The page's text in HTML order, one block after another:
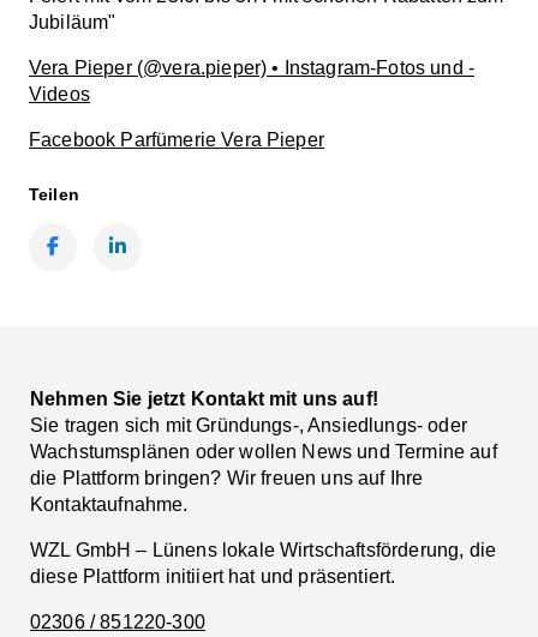
Jubiläum"
Vera Pieper (@vera.pieper) • Instagram-Fotos und -
Videos
Facebook Parfümerie Vera Pieper
Teilen
Nehmen Sie jetzt Kontakt mit uns auf!
Sie tragen sich mit Gründungs-, Ansiedlungs- oder
Wachstumsplänen oder wollen News und Termine auf
die Plattform bringen? Wir freuen uns auf Ihre
Kontaktaufnahme.
WZL GmbH – Lünens lokale Wirtschaftsförderung, die
diese Plattform initiiert hat und präsentiert.
02306 / 851220-300